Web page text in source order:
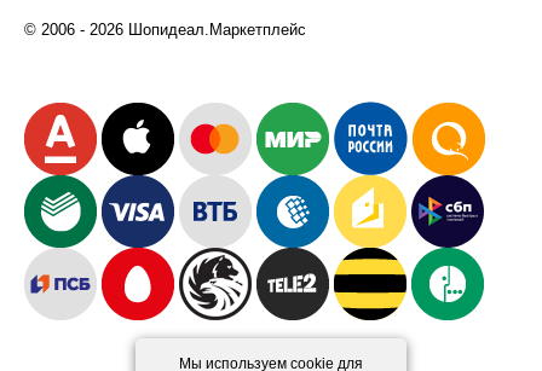
Мы используем cookie для
© 2006 - 2026 Шопидеал.Маркетплейс